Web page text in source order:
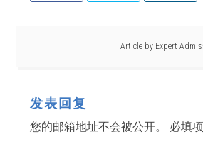
Article by Expert
发表回复
您的邮箱地址不会被公开。 必填